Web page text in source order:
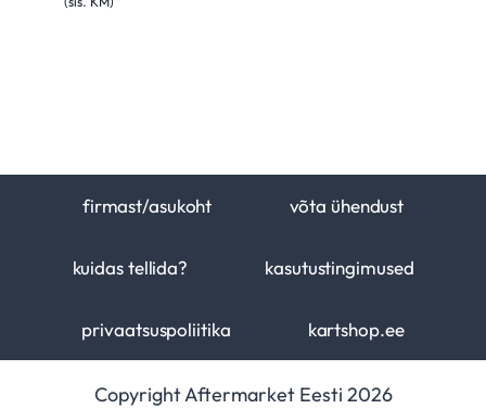
firmast/asukoht võta ühendust
kuidas tellida? kasutustingimused
privaatsuspoliitika kartshop.ee
Copyright Aftermarket Eesti 2026